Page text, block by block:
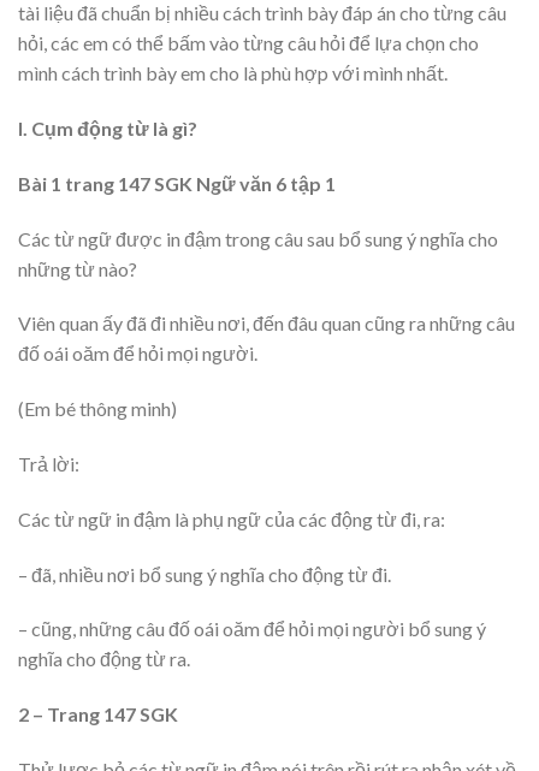
tài liệu đã chuẩn bị nhiều cách trình bày đáp án cho từng câu
hỏi, các em có thể bấm vào từng câu hỏi để lựa chọn cho
mình cách trình bày em cho là phù hợp với mình nhất.
I. Cụm động từ là gì?
Bài 1 trang 147 SGK Ngữ văn 6 tập 1
Các từ ngữ được in đậm trong câu sau bổ sung ý nghĩa cho
những từ nào?
Viên quan ấy đã đi nhiều nơi, đến đâu quan cũng ra những câu
đố oái oăm để hỏi mọi người.
(Em bé thông minh)
Trả lời:
Các từ ngữ in đậm là phụ ngữ của các động từ đi, ra:
– đã, nhiều nơi bổ sung ý nghĩa cho động từ đi.
– cũng, những câu đố oái oăm để hỏi mọi người bổ sung ý
nghĩa cho động từ ra.
2 – Trang 147 SGK